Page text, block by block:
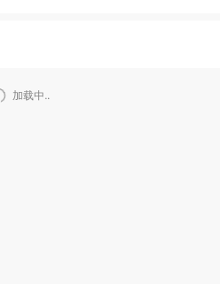
加载中..